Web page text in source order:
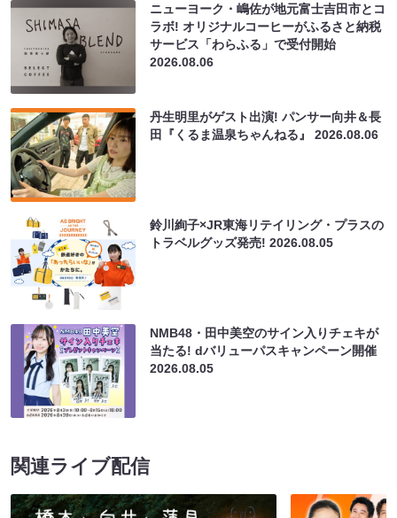
ニューヨーク・嶋佐が地元富士吉田市とコ
ラボ! オリジナルコーヒーがふるさと納税
サービス「わらふる」で受付開始
2026.08.06
丹生明里がゲスト出演! パンサー向井＆長
田『くるま温泉ちゃんねる』2026.08.06
鈴川絢子×JR東海リテイリング・プラスの
トラベルグッズ発売!2026.08.05
NMB48・田中美空のサイン入りチェキが
当たる! dバリューパスキャンペーン開催
2026.08.05
関連ライブ配信